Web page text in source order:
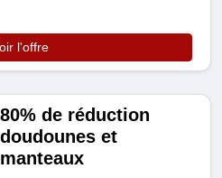
l'offre
80% de réduction
doudounes et
manteaux